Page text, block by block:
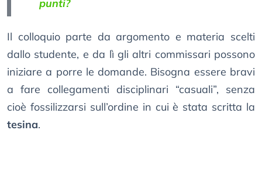
punti?
Il colloquio parte da argomento e materia scelti
dallo studente, e da lì gli altri commissari possono
iniziare a porre le domande. Bisogna essere bravi
a fare collegamenti disciplinari “casuali”, senza
cioè fossilizzarsi sull’ordine in cui è stata scritta la
tesina.